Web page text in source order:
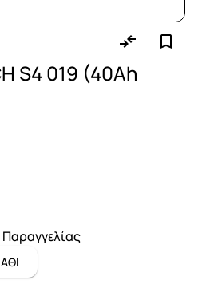
S4 019 (40Ah
Παραγγελίας